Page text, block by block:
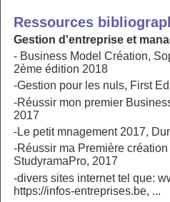
Ressources
Gestion d'entreprise et
- Business Model Création,
2ème édition 2018
-Gestion pour les nuls, First
-Réussir mon premier
2017
-Le petit mnagement 2017,
-Réussir ma Première
StudyramaPro, 2017
-divers sites internet tel que:
https://infos-entreprises.be, ...